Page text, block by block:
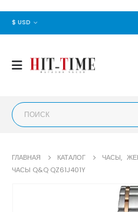
$ USD
ГЛАВНАЯ КАТАЛОГ ЧАСЫ,
ЧАСЫ Q&Q QZ61J401Y